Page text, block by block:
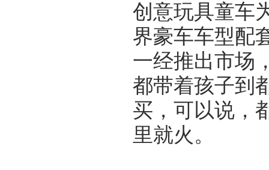
创意玩具童车
界豪车车型配
一经推出市场
都带着孩子到
买，可以说，
里就火。